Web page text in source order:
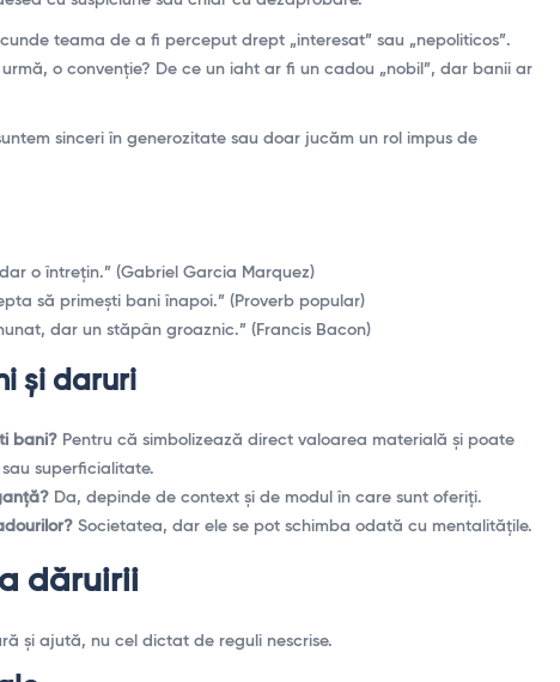
teama de a fi perceput drept „interesat” sau „nepoliticos”.
o convenție? De ce un iaht ar fi un cadou „nobil”, dar banii ar
sinceri în generozitate sau doar jucăm un rol impus de
o întrețin.” (Gabriel Garcia Marquez)
să primești bani înapoi.” (Proverb popular)
dar un stăpân groaznic.” (Francis Bacon)
și daruri
bani? Pentru că simbolizează direct valoarea materială și poate
superficialitate.
Da, depinde de context și de modul în care sunt oferiți.
Societatea, dar ele se pot schimba odată cu mentalitățile.
dăruirii
și ajută, nu cel dictat de reguli nescrise.